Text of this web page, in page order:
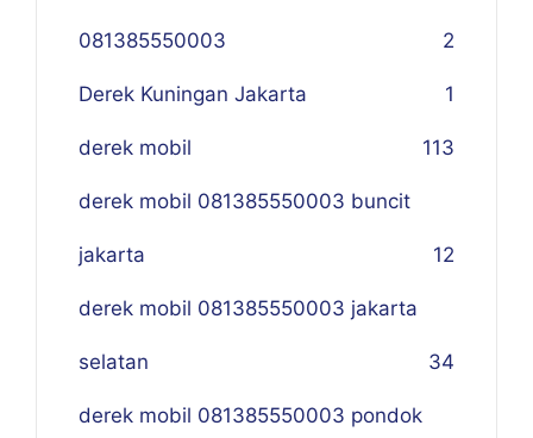
081385550003 2
Derek Kuningan Jakarta 1
derek mobil 113
derek mobil 081385550003 buncit
jakarta 12
derek mobil 081385550003 jakarta
selatan 34
derek mobil 081385550003 pondok